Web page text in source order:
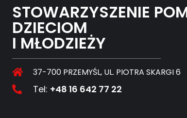
STOWARZYSZENIE
DZIECIOM
I MŁODZIEŻY
37-700 PRZEMYŚL, UL. PIOTRA SKARGI 6
Tel: +48 16 642 77 22